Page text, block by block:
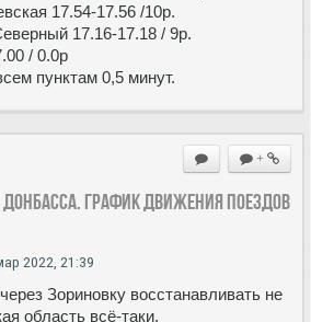
17.54-17.56 /10р.
17.16-17.18 / 9р.
/ 0.0р
пунктам 0,5 минут.
+
График движения поездов
2022, 21:39
Зориновку восстанавливать не
область всё-таки.